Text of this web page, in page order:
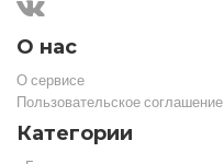
О нас
О сервисе
Пользовательское соглашение
Категории